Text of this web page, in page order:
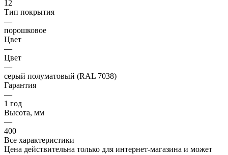
12
Тип покрытия
—
порошковое
Цвет
—
Цвет
—
серый полуматовый (RAL 7038)
Гарантия
—
1 год
Высота, мм
—
400
Все характеристики
Цена действительна только для интернет-магазина и может